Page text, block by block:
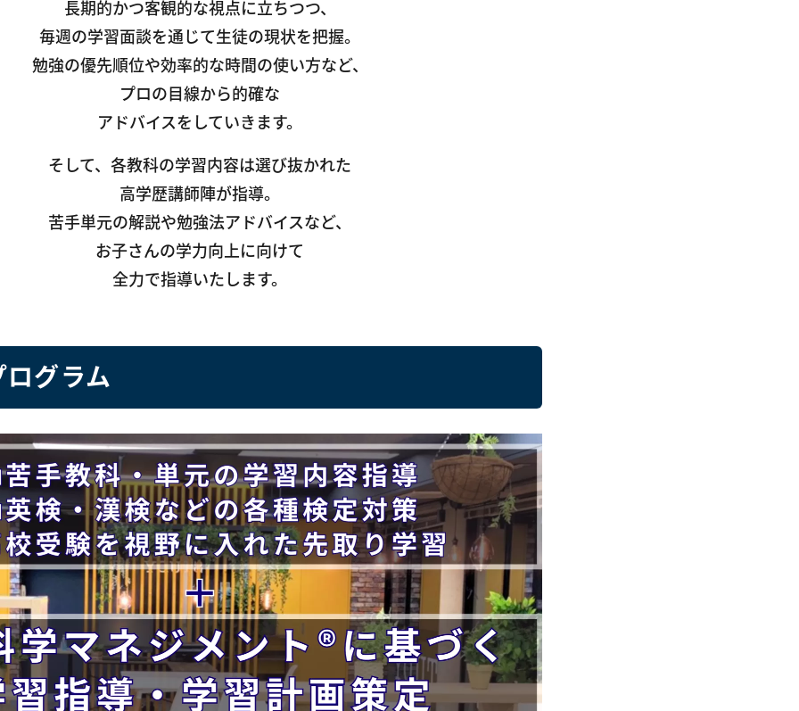
長期的かつ客観的な視点に立ちつつ、
毎週の学習面談を通じて生徒の現状を把握。
勉強の優先順位や効率的な時間の使い方など、
プロの目線から的確な
アドバイスをしていきます。
そして、各教科の学習内容は選び抜かれた
高学歴講師陣が指導。
苦手単元の解説や勉強法アドバイスなど、
お子さんの学力向上に向けて
全力で指導いたします。
グラム